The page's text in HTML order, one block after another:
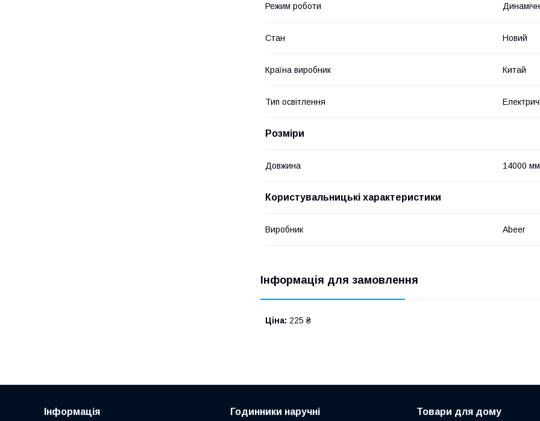
Режим роботи
Стан Новий
Країна виробник Китай
Тип освітлення
Розміри
Довжина 14000 мм
Користувальницькі характеристики
Виробник Abeer
Інформація для замовлення
Ціна: 225 ₴
Інформація Годинники наручні Товари для дому